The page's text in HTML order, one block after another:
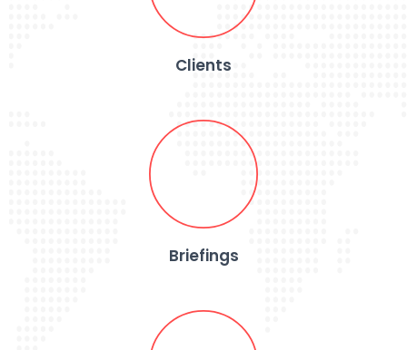
Clients
Briefings